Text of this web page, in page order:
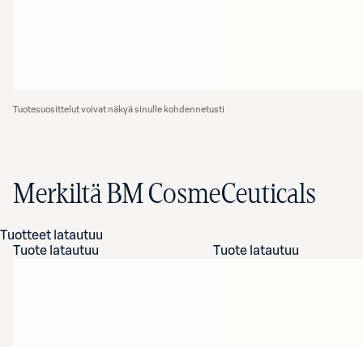
Tuotesuosittelut voivat näkyä sinulle kohdennetusti
Merkiltä BM CosmeCeuticals
Tuotteet latautuu
Tuote latautuu
Tuote latautuu